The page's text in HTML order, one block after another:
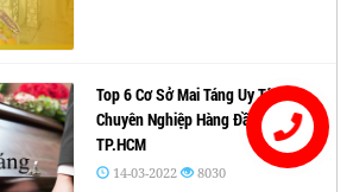
Top 6 Cơ Sở Mai Táng Uy Tín –
Chuyên Nghiệp Hàng Đầu Tại
TP.HCM
14-03-2022 8030
Liên hệ